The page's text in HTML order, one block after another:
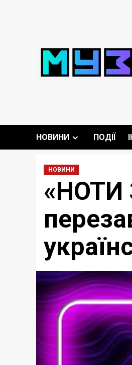
НОВИНИ ПОДІЇ
НОВИНИ
«НОТИ